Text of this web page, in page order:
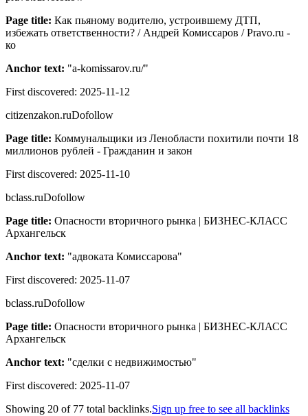
Page title: Как пьяному водителю, устроившему ДТП,
избежать ответственности? / Андрей Комиссаров / Pravo.ru -
ко
Anchor text: "a-komissarov.ru/"
First discovered: 2025-11-12
citizenzakon.ruDofollow
Page title: Коммунальщики из Ленобласти похитили почти 18
миллионов рублей - Гражданин и закон
First discovered: 2025-11-10
bclass.ruDofollow
Page title: Опасности вторичного рынка | БИЗНЕС-КЛАСС
Архангельск
Anchor text: "адвоката Комиссарова"
First discovered: 2025-11-07
bclass.ruDofollow
Page title: Опасности вторичного рынка | БИЗНЕС-КЛАСС
Архангельск
Anchor text: "сделки с недвижимостью"
First discovered: 2025-11-07
Showing 20 of 77 total backlinks.Sign up free to see all backlinks